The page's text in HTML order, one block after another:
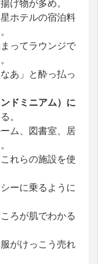
げ物が多め。
ホテルの宿泊料
ってラウンジで
あ」と酔っ払っ
ドミニアム）に
。
ム、図書室、居
れらの施設を使
ーに乗るように
ろが肌でわかる
がけっこう売れ